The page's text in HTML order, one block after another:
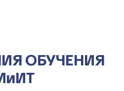
ОБУЧЕНИЯ